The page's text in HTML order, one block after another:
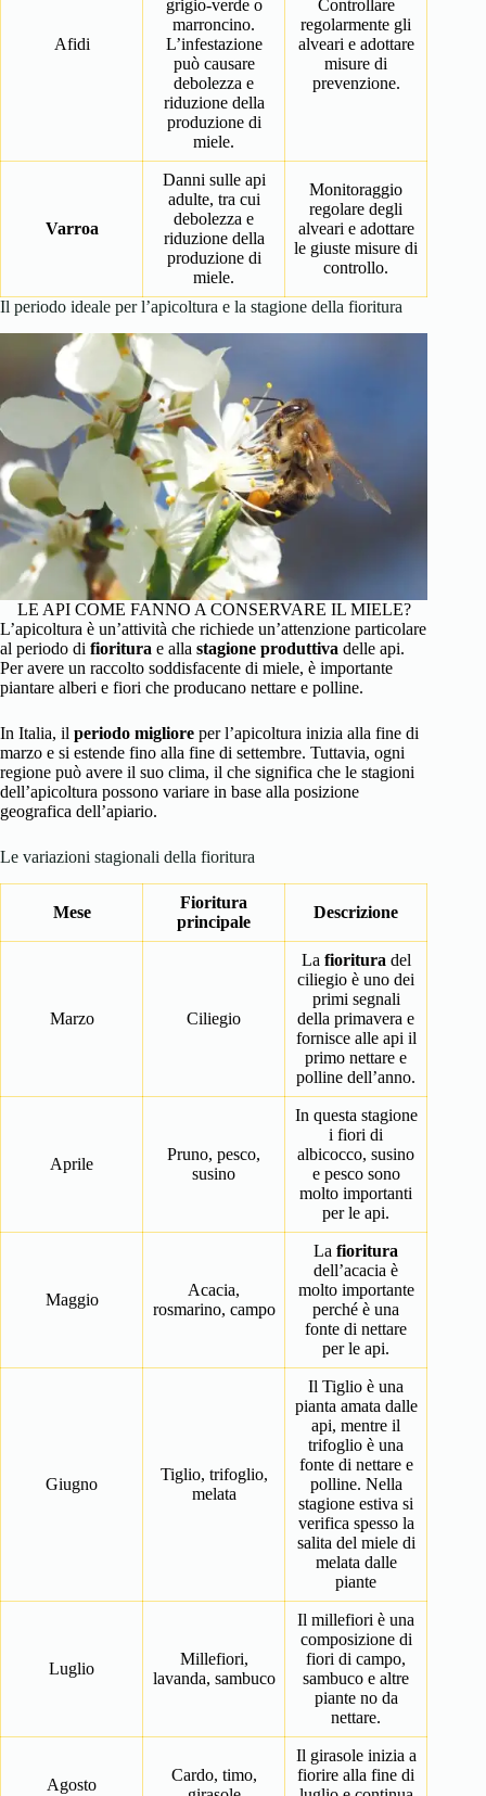
Afidi
grigio-verde o
marroncino.
L’infestazione
può causare
debolezza e
riduzione della
produzione di
miele.
Controllare
regolarmente gli
alveari e adottare
misure di
prevenzione.
Varroa
Danni sulle api
adulte, tra cui
debolezza e
riduzione della
produzione di
miele.
Monitoraggio
regolare degli
alveari e adottare
le giuste misure di
controllo.
Il periodo ideale per l’apicoltura e la stagione della fioritura
LE API COME FANNO A CONSERVARE IL MIELE?
L’apicoltura è un’attività che richiede un’attenzione particolare
al periodo di fioritura e alla stagione produttiva delle api.
Per avere un raccolto soddisfacente di miele, è importante
piantare alberi e fiori che producano nettare e polline.
In Italia, il periodo migliore per l’apicoltura inizia alla fine di
marzo e si estende fino alla fine di settembre. Tuttavia, ogni
regione può avere il suo clima, il che significa che le stagioni
dell’apicoltura possono variare in base alla posizione
geografica dell’apiario.
Le variazioni stagionali della fioritura
Mese
Fioritura
principale
Descrizione
Marzo Ciliegio
La fioritura del
ciliegio è uno dei
primi segnali
della primavera e
fornisce alle api il
primo nettare e
polline dell’anno.
Aprile
Pruno, pesco,
susino
In questa stagione
i fiori di
albicocco, susino
e pesco sono
molto importanti
per le api.
Maggio
Acacia,
rosmarino, campo
Lafioritura
dell’acacia è
molto importante
perché è una
fonte di nettare
per le api.
Giugno
Tiglio, trifoglio,
melata
Il Tiglio è una
pianta amata dalle
api, mentre il
trifoglio è una
fonte di nettare e
polline. Nella
stagione estiva si
verifica spesso la
salita del miele di
melata dalle
piante
Luglio
Millefiori,
lavanda, sambuco
Il millefiori è una
composizione di
fiori di campo,
sambuco e altre
piante no da
nettare.
Agosto
Cardo, timo,
Il girasole inizia a
fiorire alla fine di